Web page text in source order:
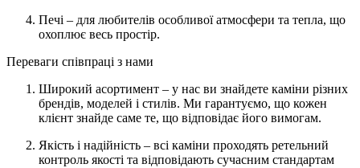
Печі – для любителів особливої атмосфери та тепла, що
охоплює весь простір.
Переваги співпраці з нами
Широкий асортимент – у нас ви знайдете каміни різних
брендів, моделей і стилів. Ми гарантуємо, що кожен
клієнт знайде саме те, що відповідає його вимогам.
Якість і надійність – всі каміни проходять ретельний
контроль якості та відповідають сучасним стандартам